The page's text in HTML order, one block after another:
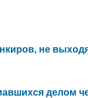
не
делом